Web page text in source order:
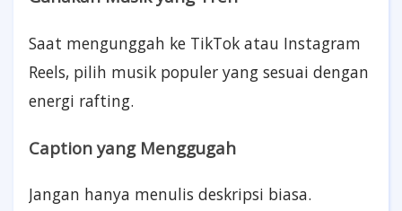
Saat mengunggah ke TikTok atau Instagram
Reels, pilih musik populer yang sesuai dengan
energi rafting.
Caption yang Menggugah
Jangan hanya menulis deskripsi biasa.